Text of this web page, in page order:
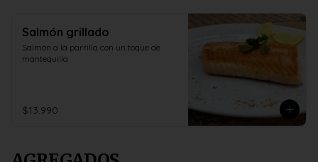
Salmón grillado
Salmón a la parrilla con un toque de
mantequilla
$13.990